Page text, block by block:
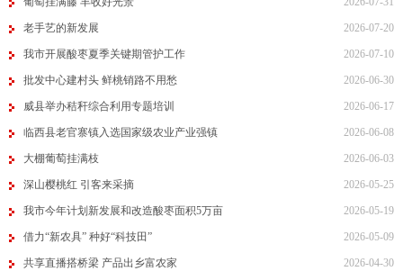
老手艺的新发展 2026-07-20
我市开展酸枣夏季关键期管护工作 2026-07-10
批发中心建村头 鲜桃销路不用愁 2026-06-30
威县举办秸秆综合利用专题培训 2026-06-17
临西县老官寨镇入选国家级农业产业强镇 2026-06-08
大棚葡萄挂满枝 2026-06-03
深山樱桃红 引客来采摘 2026-05-25
我市今年计划新发展和改造酸枣面积5万亩 2026-05-19
借力“新农具” 种好“科技田” 2026-05-09
共享直播搭桥梁 产品出乡富农家 2026-04-30